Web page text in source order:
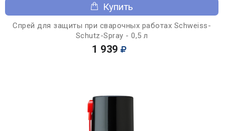
Купить
Спрей для защиты при сварочных работах Schweiss-
Schutz-Spray - 0,5 л
1 939